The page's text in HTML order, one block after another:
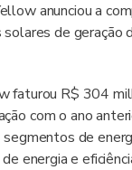
anunciou a
de geração
faturou R$ 304
com o ano
de
energia e